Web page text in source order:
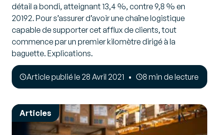
détail a bondi, atteignant 13,4 %, contre 9,8 % en
20192. Pour s’assurer d’avoir une chaîne logistique
capable de supporter cet afflux de clients, tout
commence par un premier kilomètre dirigé à la
baguette. Explications.
Article publié le 28 Avril 2021 8 min de lecture
Articles